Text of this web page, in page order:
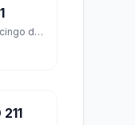
BLVD MIGUEL HIDALGO 1101, SANTA ANA, Tulancingo de Bravo, Hidalgo